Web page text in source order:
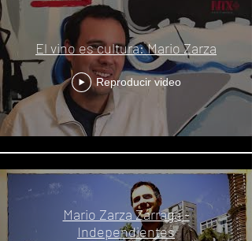
El vino es cultura: Mario Zarza
Reproducir video
Mario Zarza Zárraga -
Independientes